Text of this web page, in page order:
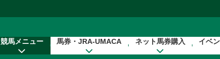
競馬メニュー 馬券・JRA-UMACA ネット馬券購入 イベ